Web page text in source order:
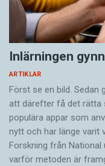
Inlärningen
ARTIKLAR
Först se en bild.
att därefter få det rätta
populära appar som
nytt och har länge varit
Forskning från
varför metoden är